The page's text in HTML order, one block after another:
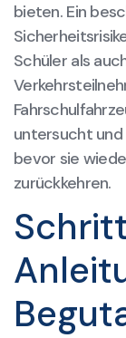
bieten. Ein
Schüler als
untersucht
bevor sie
zurückkehren.